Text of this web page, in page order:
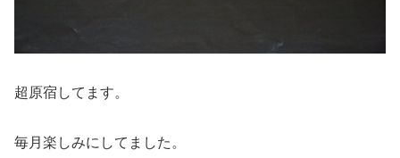
超原宿してます。
毎月楽しみにしてました。